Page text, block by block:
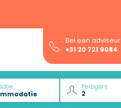
Bel een adviseur
+31 20 721 9084
Reizigers